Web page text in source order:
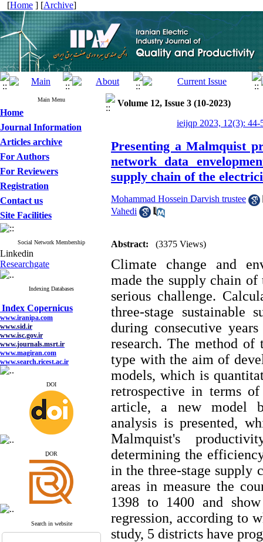
[Home ] [Archive]
Main Menu
Home
Journal Information
Articles archive
For Authors
For Reviewers
Registration
Contact us
Site Facilities
Social Network Membership
Linkedin
Researchgate
Indexing Databases
www.iranipa.com
www.sid.ir
www.isc.gov.ir
www.journals.msrt.ir
www.magiran.com
www.search.ricest.ac.ir
www.nqpc.ir
google scholar
Index Copernicus
www.iranipa.com
www.sid.ir
www.isc.gov.ir
www.journals.msrt.ir
www.magiran.com
www.search.ricest.ac.ir
www.nqpc.ir
google scholar
DOI
ِDOR
Search in website
Volume 12, Issue 3 (10-2023)
ieijqp 2023, 12(3): 44-
Presenting a Malmquist
network data
supply chain of the
Mohammad Hossein Darvish trustee
Vahedi
Abstract: (3375 Views)
Climate change and
made the supply chain
serious challenge.
three-stage sustainable
during consecutive
research. The method
type with the aim of
models, which is
retrospective in terms
article, a new model
analysis is presented,
Malmquist's
determining the
in the three-stage supply
areas in measure the
1398 to 1400 and
regression, according to
study, 5 districts have